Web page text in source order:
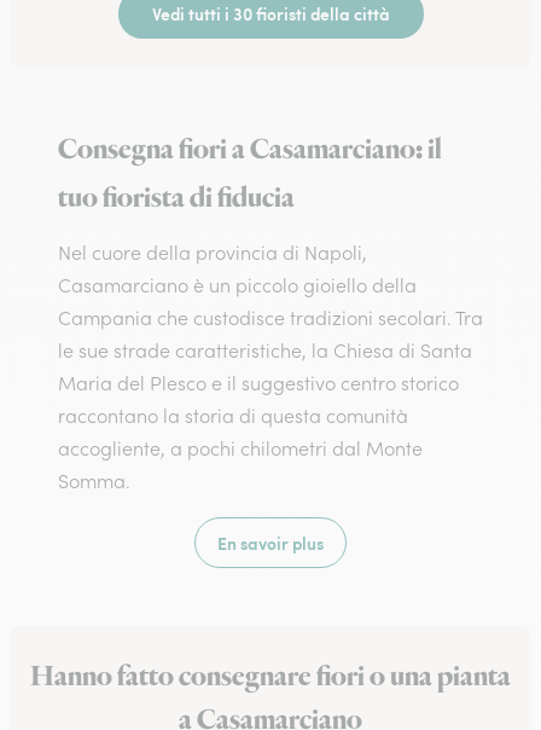
Vedi tutti i 30 fioristi della città
Consegna fiori a Casamarciano: il
tuo fiorista di fiducia
Nel cuore della provincia di Napoli,
Casamarciano è un piccolo gioiello della
Campania che custodisce tradizioni secolari. Tra
le sue strade caratteristiche, la Chiesa di Santa
Maria del Plesco e il suggestivo centro storico
raccontano la storia di questa comunità
accogliente, a pochi chilometri dal Monte
Somma.
En savoir plus
Hanno fatto consegnare fiori o una pianta
a Casamarciano